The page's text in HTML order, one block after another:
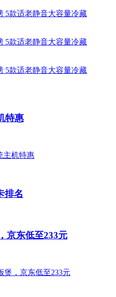
特惠
排名
京东低至233元